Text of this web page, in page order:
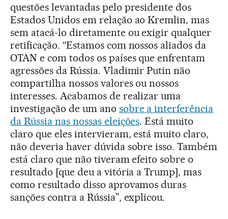
questões levantadas pelo presidente dos
Estados Unidos em relação ao Kremlin, mas
sem atacá-lo diretamente ou exigir qualquer
retificação. “Estamos com nossos aliados da
OTAN e com todos os países que enfrentam
agressões da Rússia. Vladimir Putin não
compartilha nossos valores ou nossos
interesses. Acabamos de realizar uma
investigação de um ano sobre a interferência
da Rússia nas nossas eleições. Está muito
claro que eles intervieram, está muito claro,
não deveria haver dúvida sobre isso. Também
está claro que não tiveram efeito sobre o
resultado [que deu a vitória a Trump], mas
como resultado disso aprovamos duras
sanções contra a Rússia”, explicou.